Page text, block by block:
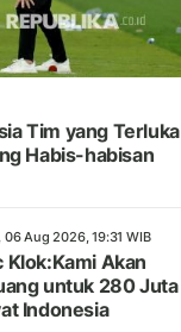
Tim yang Terluka
Habis-habisan
06 Aug 2026, 19:31 WIB
Klok:Kami Akan
untuk 280 Juta
Indonesia